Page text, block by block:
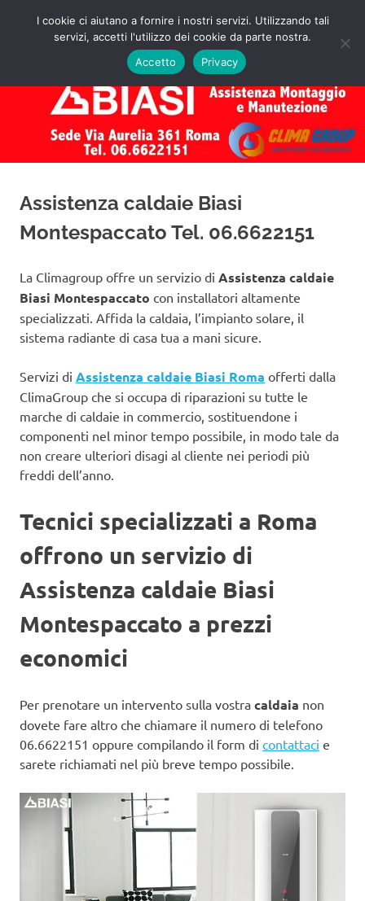
Assistenza
Caldaie
Biasi
Roma
Preventivo!
MENU
Assistenza caldaie Biasi
Montespaccato Tel. 06.6622151
La Climagroup offre un servizio di Assistenza caldaie
Biasi Montespaccato con installatori altamente
specializzati. Affida la caldaia, l’impianto solare, il
sistema radiante di casa tua a mani sicure.
Servizi di Assistenza caldaie Biasi Roma offerti dalla
ClimaGroup che si occupa di riparazioni su tutte le
marche di caldaie in commercio, sostituendone i
componenti nel minor tempo possibile, in modo tale da
non creare ulteriori disagi al cliente nei periodi più
freddi dell’anno.
Tecnici specializzati a Roma
offrono un servizio di
Assistenza caldaie Biasi
Montespaccato a prezzi
economici
Per prenotare un intervento sulla vostra caldaia non
dovete fare altro che chiamare il numero di telefono
06.6622151 oppure compilando il form di contattaci e
sarete richiamati nel più breve tempo possibile.
I cookie ci aiutano a fornire i nostri servizi. Utilizzando tali
servizi, accetti l'utilizzo dei cookie da parte nostra.
Accetto
Privacy